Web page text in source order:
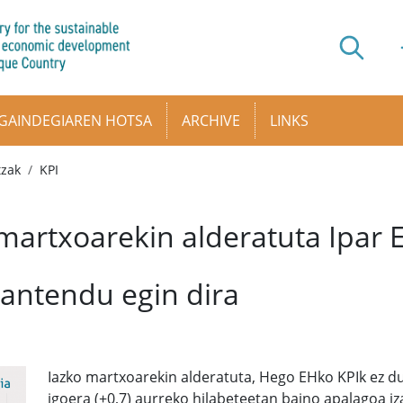
HOTSA ARCHIVE LINKS
KPI
alderatuta Ipar
egin dira
Iazko martxoarekin alderatuta, Hego EHko KPIk ez
igoera (+0,7) aurreko hilabeteetan baino apalagoa